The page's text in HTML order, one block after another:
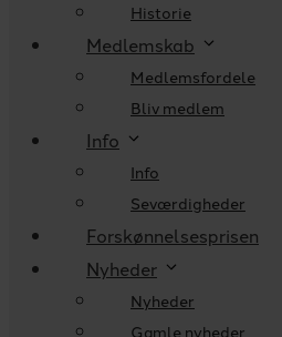
Historie
Medlemskab
Medlemsfordele
Bliv medlem
Info
Info
Seværdigheder
Forskønnelsesprisen
Nyheder
Nyheder
Gamle nyheder